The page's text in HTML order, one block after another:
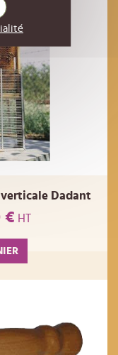
Dadant
€ HT